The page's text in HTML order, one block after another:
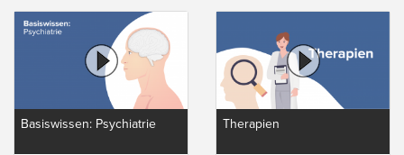
Basiswissen: Psychiatrie Therapien